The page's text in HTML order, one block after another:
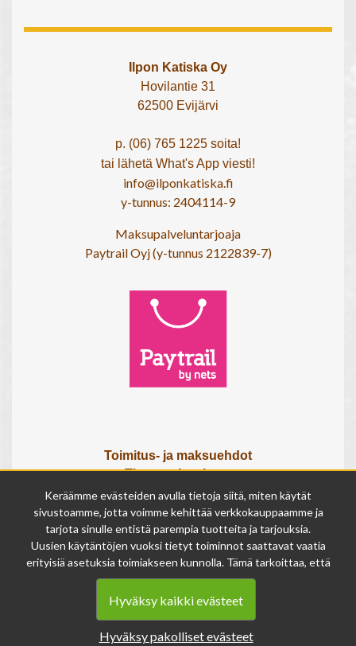
Ilpon Katiska Oy
Hovilantie 31
62500 Evijärvi
p. (06) 765 1225 soita!
tai lähetä What's App viesti!
info@ilponkatiska.fi
y-tunnus: 2404114-9
Maksupalveluntarjoaja
Paytrail Oyj (y-tunnus 2122839-7)
Toimitus- ja maksuehdot
Tietosuojaseloste
Tietoa meistä
Osta lahjakortti
Tilauksen peruutuslomake
Olemme avoinna
ma - pe 9 - 17
la 9 - 14
su suljettu
Keräämme evästeiden avulla tietoja siitä, miten käytät
sivustoamme, jotta voimme kehittää verkkokauppaamme ja
tarjota sinulle entistä parempia tuotteita ja tarjouksia.
Uusien käytäntöjen vuoksi tietyt toiminnot saattavat vaatia
erityisiä asetuksia toimiakseen kunnolla. Tämä tarkoittaa, että
joissakin tapauksissa anonymisoidut tiedot voivat kertyä,
vaikka olisit kieltänyt evästeiden käytön. Näitä tietoja
käytetään ainoastaan palvelumme parantamiseen, eikä niistä
Hyväksy kaikki evästeet
Hyväksy pakolliset evästeet